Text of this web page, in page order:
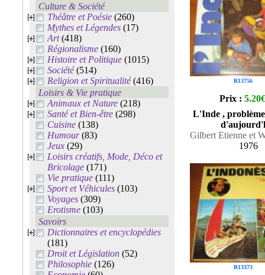
Culture & Société
Théâtre et Poésie (260)
Mythes et Légendes (17)
Art(418)
Régionalisme (160)
Histoire et Politique (1015)
Société(514)
Religion et Spiritualité(416)
Loisirs & Vie pratique
Animaux et Nature (218)
Santé et Bien-être (298)
Cuisine (138)
Humour(83)
Jeux (29)
Loisirs créatifs, Mode, Déco et
Bricolage (171)
Vie pratique (111)
Sport et Véhicules (103)
Voyages (309)
Erotisme (103)
Savoirs
Dictionnaires et encyclopédies
(181)
Droit et Législation (52)
Philosophie (126)
R13756
Prix : 5.20€
L'Inde ,
Gilbert Etienne et
1976
R13373